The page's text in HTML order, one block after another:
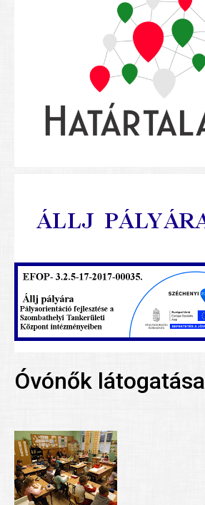
Óvónők látogatása